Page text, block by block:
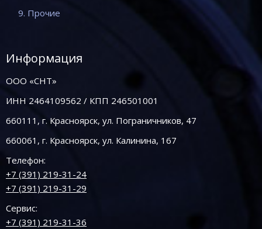
9. Прочие
Информация
ООО «СНТ»
ИНН 2464109562 / КПП 246501001
660111, г. Красноярск, ул. Пограничников, 47
660061, г. Красноярск, ул. Калинина, 167
Телефон:
+7 (391) 219-31-24
+7 (391) 219-31-29
Сервис:
+7 (391) 219-31-36